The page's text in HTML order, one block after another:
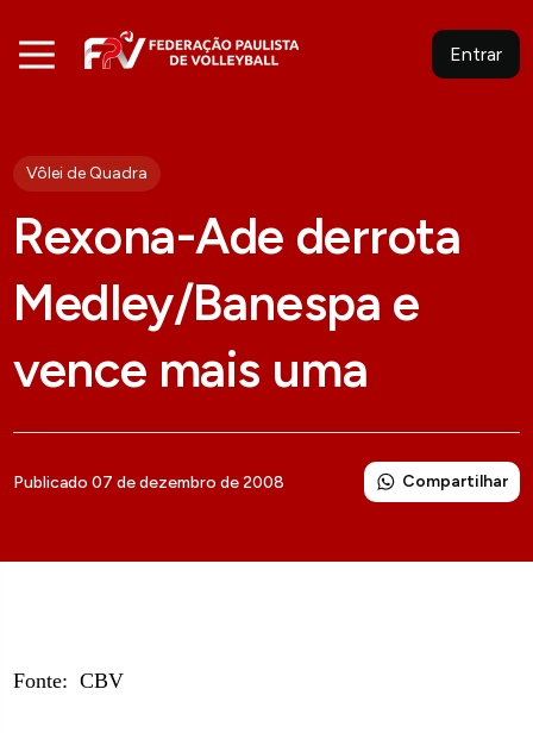
Entrar
Vôlei de Quadra
Rexona-Ade derrota
Medley/Banespa e
vence mais uma
Publicado 07 de dezembro de 2008 Compartilhar
Fonte: CBV